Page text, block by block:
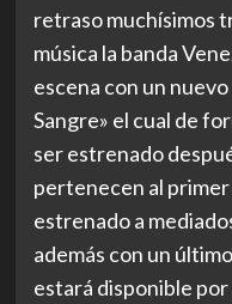
retraso muchísimos
música la banda
escena con un
Sangre» el cual de
ser estrenado
pertenecen al primer
estrenado a
además con un
estará disponible por